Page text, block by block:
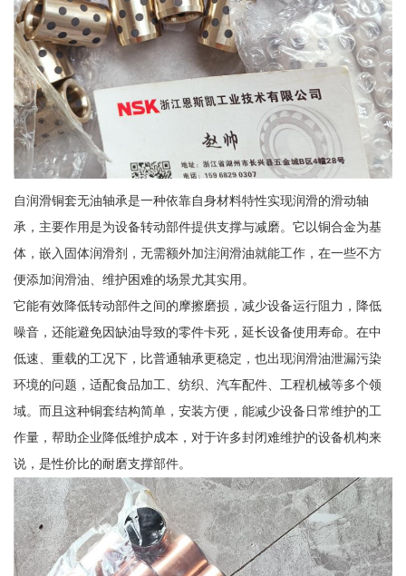
自润滑铜套无油轴承是一种依靠自身材料特性实现润滑的滑动轴
承，主要作用是为设备转动部件提供支撑与减磨。它以铜合金为基
体，嵌入固体润滑剂，无需额外加注润滑油就能工作，在一些不方
便添加润滑油、维护困难的场景尤其实用。
它能有效降低转动部件之间的摩擦磨损，减少设备运行阻力，降低
噪音，还能避免因缺油导致的零件卡死，延长设备使用寿命。在中
低速、重载的工况下，比普通轴承更稳定，也出现润滑油泄漏污染
环境的问题，适配食品加工、纺织、汽车配件、工程机械等多个领
域。而且这种铜套结构简单，安装方便，能减少设备日常维护的工
作量，帮助企业降低维护成本，对于许多封闭难维护的设备机构来
说，是性价比的耐磨支撑部件。